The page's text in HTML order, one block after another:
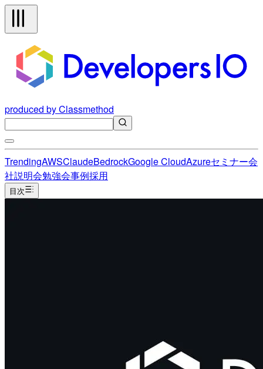
produced by Classmethod
TrendingAWSClaudeBedrockGoogle CloudAzureセミナー会
社説明会勉強会事例採用
目次